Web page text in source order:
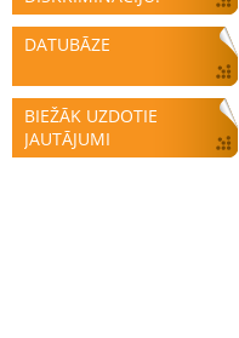
DATUBĀZE
BIEŽĀK UZDOTIE
JAUTĀJUMI